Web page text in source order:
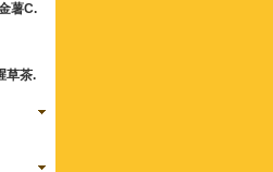
薯C.
草茶.